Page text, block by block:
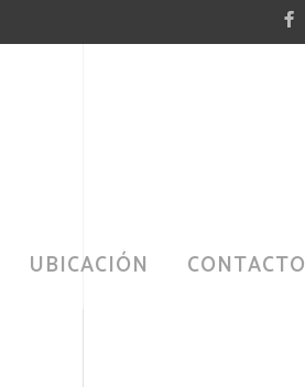
UBICACIÓN CONTACTO